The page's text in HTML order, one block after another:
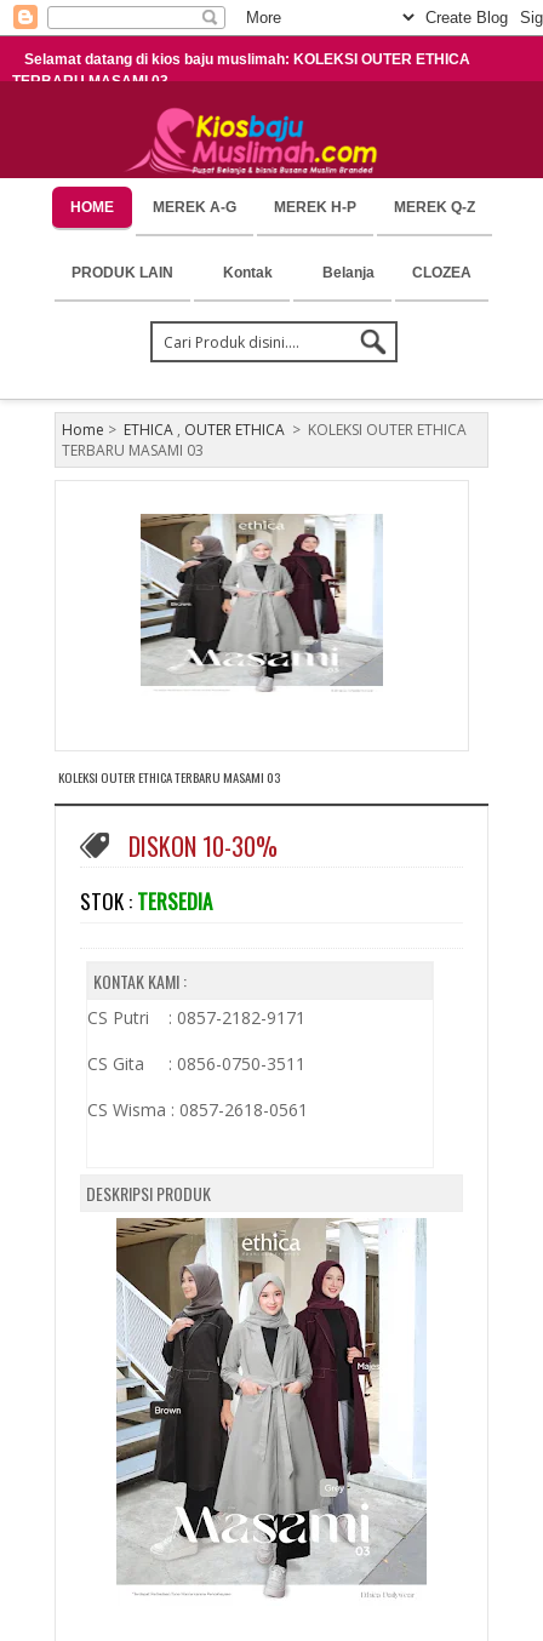
Selamat datang di kios baju muslimah: KOLEKSI OUTER ETHICA
TERBARU MASAMI 03
HOME MEREK A-G MEREK H-P MEREK Q-Z
PRODUK LAIN Kontak Belanja CLOZEA
Home > ETHICA, OUTER ETHICA > KOLEKSI OUTER ETHICA
TERBARU MASAMI 03
KOLEKSI OUTER ETHICA TERBARU MASAMI 03
DISKON 10-30%
STOK : TERSEDIA
KONTAK KAMI :
CS Putri : 0857-2182-9171
CS Gita : 0856-0750-3511
CS Wisma : 0857-2618-0561
DESKRIPSI PRODUK